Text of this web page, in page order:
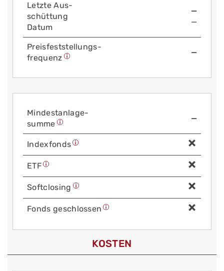
Letzte Aus­
schüttung
Datum
—
—
Preis­fest­stellungs­
frequenz
—
Mindest­anlage­
summe
—
Index­fonds
ETF
Soft­closing
Fonds geschlossen
KOSTEN